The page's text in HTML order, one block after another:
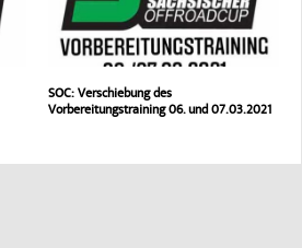
SOC: Verschiebung des
Vorbereitungstraining 06. und 07.03.2021